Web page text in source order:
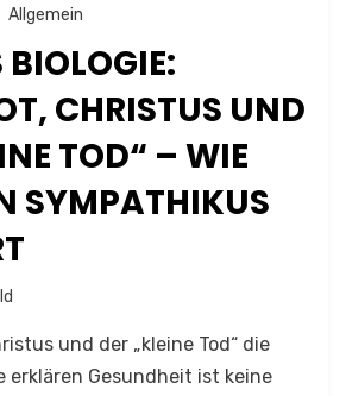
Allgemein
BIOLOGIE:
CHRISTUS UND
TOD“ – WIE
SYMPATHIKUS
und der „kleine Tod“ die
erklären Gesundheit ist keine